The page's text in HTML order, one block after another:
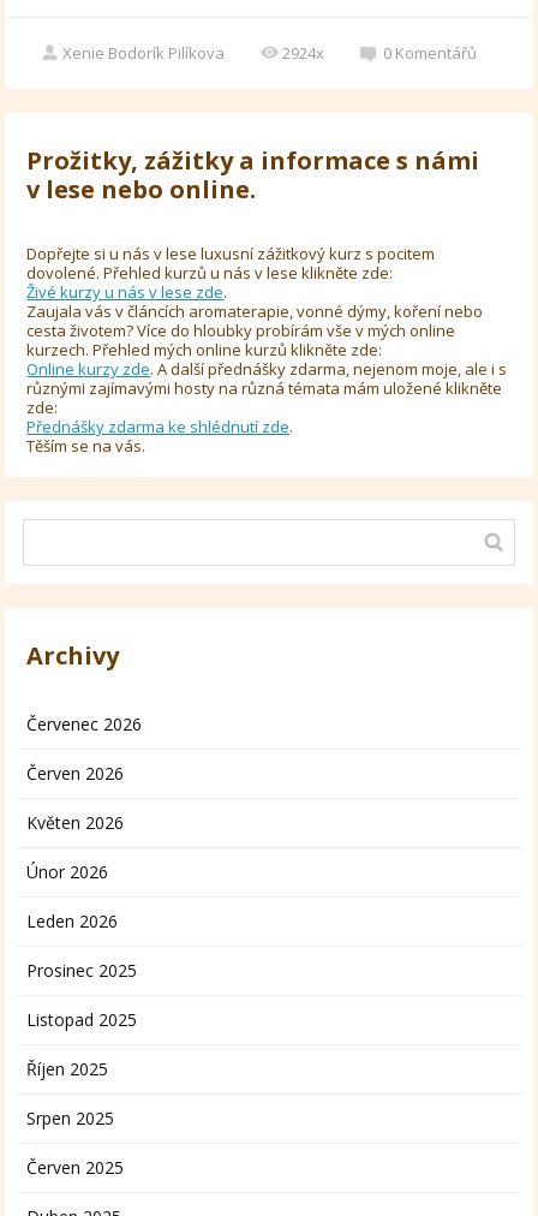
Xenie Bodorík Pilíkova 2924x 0 Komentářů
Prožitky, zážitky a informace s námi
v lese nebo online.
Dopřejte si u nás v lese luxusní zážitkový kurz s pocitem
dovolené. Přehled kurzů u nás v lese klikněte zde:
Živé kurzy u nás v lese zde.
Zaujala vás v článcích aromaterapie, vonné dýmy, koření nebo
cesta životem? Více do hloubky probírám vše v mých online
kurzech. Přehled mých online kurzů klikněte zde:
Online kurzy zde. A další přednášky zdarma, nejenom moje, ale i s
různými zajímavými hosty na různá témata mám uložené klikněte
zde:
Přednášky zdarma ke shlédnutí zde.
Těším se na vás.
Archivy
Červenec 2026
Červen 2026
Květen 2026
Únor 2026
Leden 2026
Prosinec 2025
Listopad 2025
Říjen 2025
Srpen 2025
Červen 2025